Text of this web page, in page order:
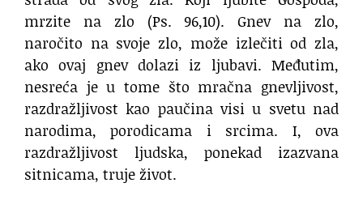
mrzite na zlo (Ps. 96,10). Gnev na zlo,
naročito na svoje zlo, može izlečiti od zla,
ako ovaj gnev dolazi iz ljubavi. Međutim,
nesreća je u tome što mračna gnevljivost,
razdražljivost kao paučina visi u svetu nad
narodima, porodicama i srcima. I, ova
razdražljivost ljudska, ponekad izazvana
sitnicama, truje život.